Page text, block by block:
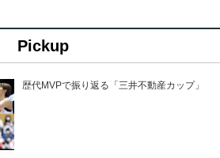
Pickup
歴代MVPで振り返る「三井不動産カップ」